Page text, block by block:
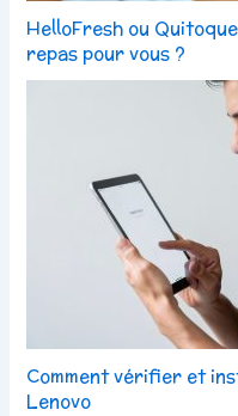
HelloFresh ou
repas pour vous ?
Comment vérifier et
Lenovo